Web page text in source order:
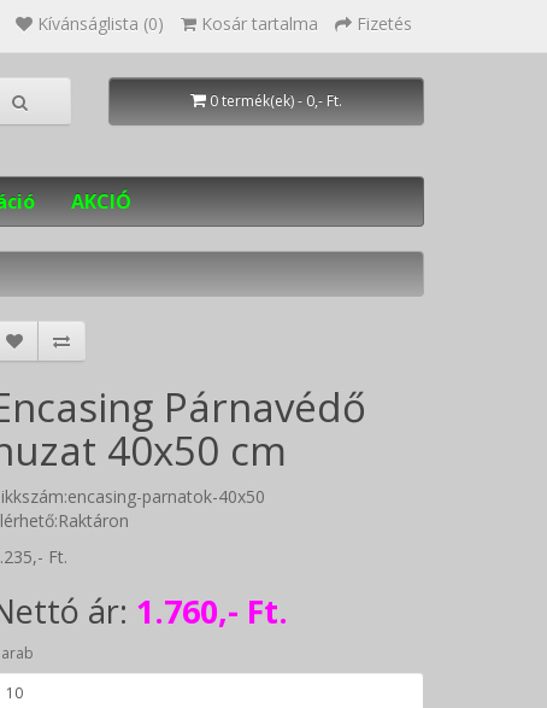
Kívánságlista (0) Kosár tartalma Fizetés
0 termék(ek) - 0,- Ft.
AKCIÓ
Párnavédő
40x50 cm
parnatok-40x50
Ft.
ár: 1.760,- Ft.